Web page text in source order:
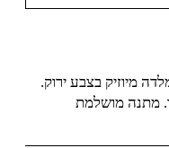
מיוזיק בצבע ירוק.
מתנה מושלמת